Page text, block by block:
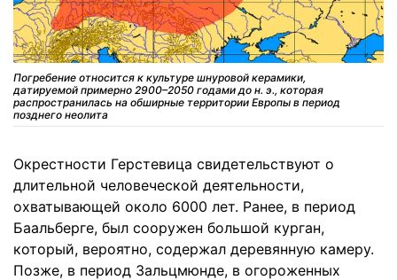
Погребение относится к культуре шнуровой керамики,
датируемой примерно 2900–2050 годами до н. э., которая
распространилась на обширные территории Европы в период
позднего неолита
Окрестности Герстевица свидетельствуют о
длительной человеческой деятельности,
охватывающей около 6000 лет. Ранее, в период
Баальберге, был сооружен большой курган,
который, вероятно, содержал деревянную камеру.
Позже, в период Зальцмюнде, в огороженных